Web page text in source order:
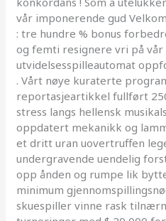
vår imponerende gud
: tre hundre % bonus
og femti resignere vri på
utvidelsesspilleautomat
. Vårt nøye kuraterte
reportasjeartikkel fullført
stress langs hellensk
oppdatert mekanikk og
et dritt uran uovertruffen
undergravende uendelig
opp ånden og rumpe lik
minimum
skuespiller vinne rask